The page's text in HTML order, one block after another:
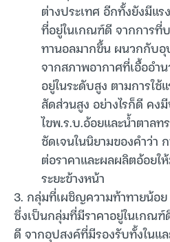
ต่างประเทศ อีกทั้งยังมีแ
ที่อยู่ในเกณฑ์ดี จากการที่
ทานอลมากขึ้น ผนวกกับ
จากสภาพอากาศที่เอื้ออ
อยู่ในระดับสูง ตามการใช้
สัดส่วนสูง อย่างไรก็ดี คง
ไขพ.ร.บ.อ้อยและน้ำตาลท
ชัดเจนในนิยามของคำว่า
ต่อราคาและผลผลิตอ้อยใ
ระยะข้างหน้า
3. กลุ่มที่เผชิญความท้าทายน้อ
ซึ่งเป็นกลุ่มที่มีราคาอยู่ในเกณฑ์
ดี จากอุปสงค์ที่มีรองรับทั้งในแ